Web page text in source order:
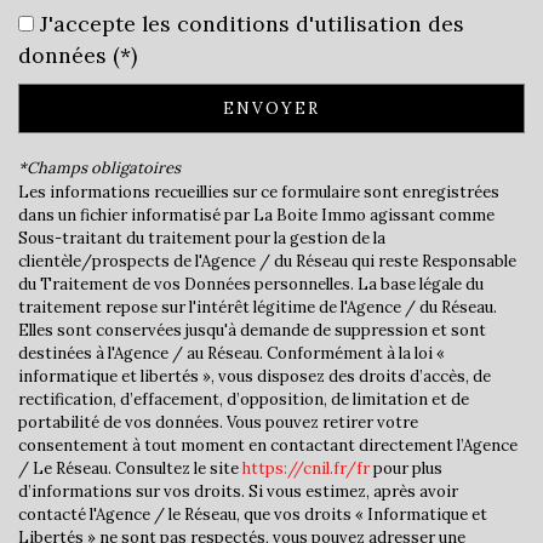
École maternelle
Presse et Tabac
statistiques
Nombre d'habitants
4 311
Propriétaires (vs. locataires)
Taxe habitation
14,62 %
Taxe foncière
15,52 %
Habitants de moins de 25 ans
Habitants de 25 à 55 ans
37,48 %
J'accepte les conditions d'utilisation des
données (*)
ENVOYER
*Champs obligatoires
Les informations recueillies sur ce formulaire sont enregistrées
dans un fichier informatisé par La Boite Immo agissant comme
Sous-traitant du traitement pour la gestion de la
clientèle/prospects de l'Agence / du Réseau qui reste Responsable
du Traitement de vos Données personnelles. La base légale du
traitement repose sur l'intérêt légitime de l'Agence / du Réseau.
Elles sont conservées jusqu'à demande de suppression et sont
destinées à l'Agence / au Réseau. Conformément à la loi «
informatique et libertés », vous disposez des droits d’accès, de
rectification, d’effacement, d’opposition, de limitation et de
portabilité de vos données. Vous pouvez retirer votre
consentement à tout moment en contactant directement l’Agence
/ Le Réseau. Consultez le sitehttps://cnil.fr/frpour plus
d’informations sur vos droits. Si vous estimez, après avoir
contacté l'Agence / le Réseau, que vos droits « Informatique et
Libertés » ne sont pas respectés, vous pouvez adresser une